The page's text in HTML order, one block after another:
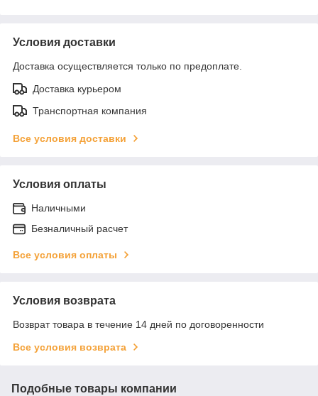
Условия доставки
Доставка осуществляется только по предоплате.
Доставка курьером
Транспортная компания
Все условия доставки
Условия оплаты
Наличными
Безналичный расчет
Все условия оплаты
Условия возврата
Возврат товара в течение 14 дней по договоренности
Все условия возврата
Подобные товары компании